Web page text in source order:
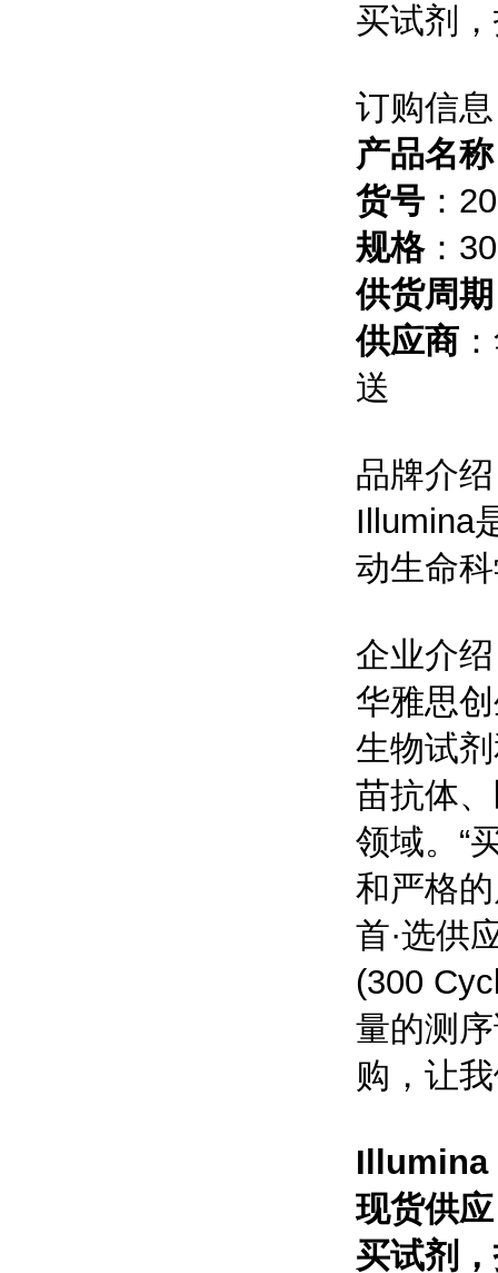
买试剂
订购信息
产品名称
货号 ：
规格：
供货周期
供应商
送
品牌介绍
Illumina
动生命
企业介绍
华雅思
生物试
苗抗体
领域。“
和严格
首·选供
(300
量的测
购，让
Illumina
现货供
买试剂